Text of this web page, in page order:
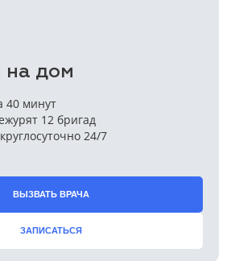
на дом
40 минут
12 бригад
24/7
ВЫЗВАТЬ ВРАЧА
ЗАПИСАТЬСЯ